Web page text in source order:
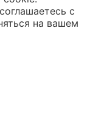
175 шт.
с
на вашем